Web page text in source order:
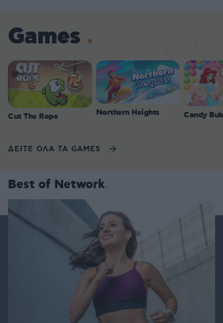
Games
Cut The Rope Northern Heights Candy
ΔΕΙΤΕ ΟΛΑ ΤΑ GAMES
Best of Network